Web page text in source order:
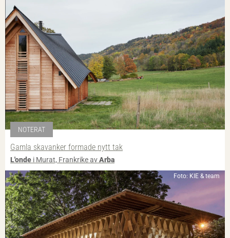
NOTERAT
Gamla skavanker formade nytt tak
L'onde i Murat, Frankrike avArba
Foto: KIE & team